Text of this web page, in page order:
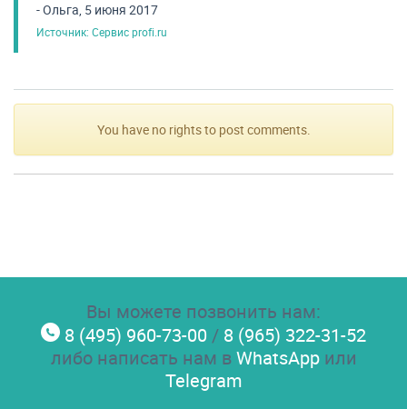
- Ольга, 5 июня 2017
Источник: Сервис profi.ru
You have no rights to post comments.
Вы можете позвонить нам:
8 (495) 960-73-00 / 8 (965) 322-31-52
либо написать нам вWhatsAppили
Telegram